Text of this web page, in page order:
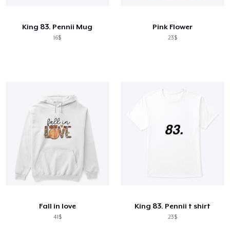
King 83. Pennii Mug
16$
Pink Flower
23$
Fall in love
41$
King 83. Pennii t shirt
23$